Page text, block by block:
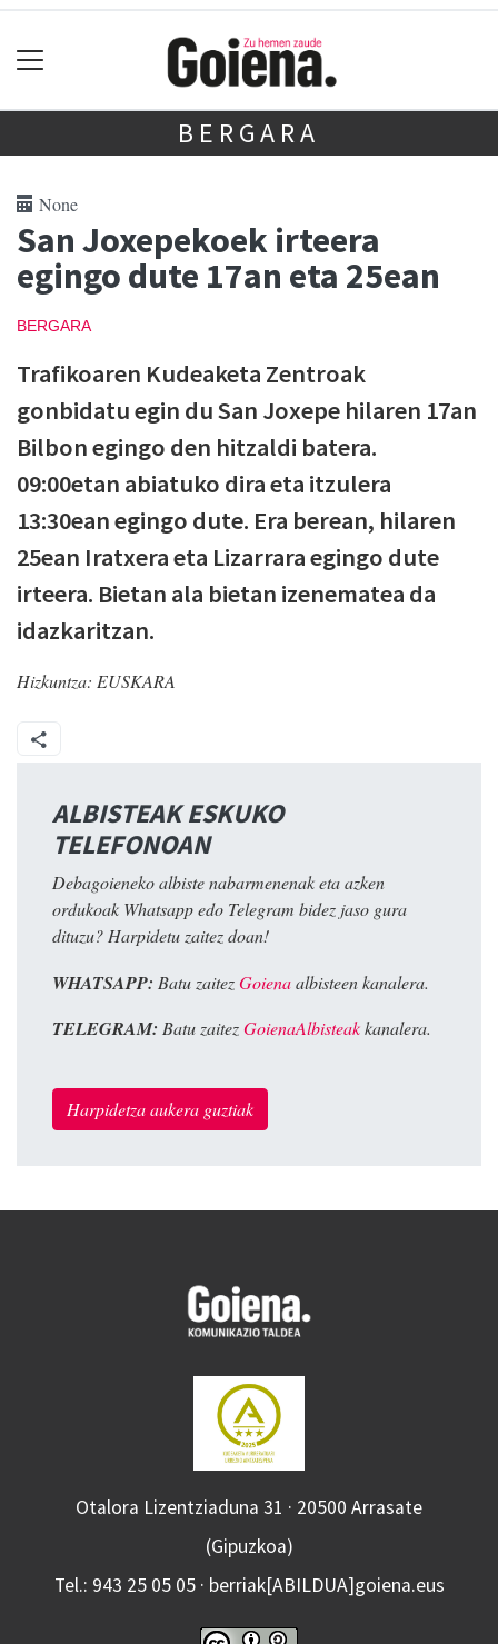
BERGARA
None
San Joxepekoek irteera
egingo dute 17an eta 25ean
BERGARA
Trafikoaren Kudeaketa Zentroak
gonbidatu egin du San Joxepe hilaren 17an
Bilbon egingo den hitzaldi batera.
09:00etan abiatuko dira eta itzulera
13:30ean egingo dute. Era berean, hilaren
25ean Iratxera eta Lizarrara egingo dute
irteera. Bietan ala bietan izenematea da
idazkaritzan.
Hizkuntza: EUSKARA
ALBISTEAK ESKUKO
TELEFONOAN
Debagoieneko albiste nabarmenenak eta azken
ordukoak Whatsapp edo Telegram bidez jaso gura
dituzu? Harpidetu zaitez doan!
WHATSAPP: Batu zaitezGoienaalbisteen kanalera.
TELEGRAM: Batu zaitezGoienaAlbisteakkanalera.
Harpidetza aukera guztiak
Otalora Lizentziaduna 31 · 20500 Arrasate
(Gipuzkoa)
Tel.: 943 25 05 05 · berriak[ABILDUA]goiena.eus